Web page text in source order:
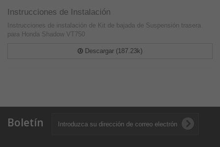
Instrucciones de Instalación
Instrucciones de instalación de Kit de bajada de Suspensión trasera
para Honda Shadow VT750
Descargar (187.23k)
Boletín